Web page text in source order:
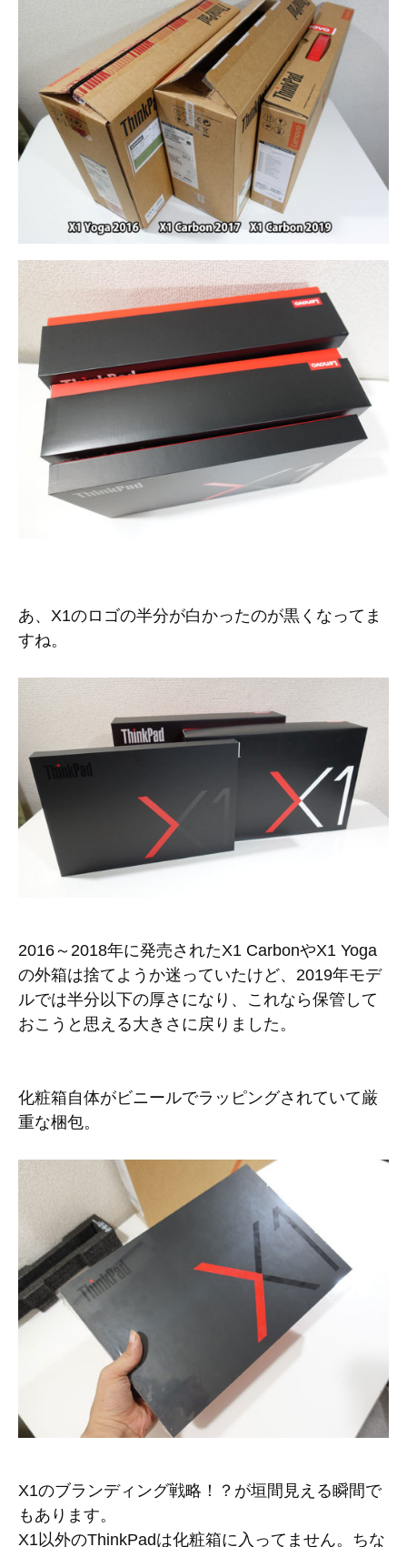
あ、X1のロゴの半分が白かったのが黒くなってま
すね。
2016～2018年に発売されたX1 CarbonやX1 Yoga
の外箱は捨てようか迷っていたけど、2019年モデ
ルでは半分以下の厚さになり、これなら保管して
おこうと思える大きさに戻りました。
化粧箱自体がビニールでラッピングされていて厳
重な梱包。
X1のブランディング戦略！？が垣間見える瞬間で
もあります。
X1以外のThinkPadは化粧箱に入ってません。ちな